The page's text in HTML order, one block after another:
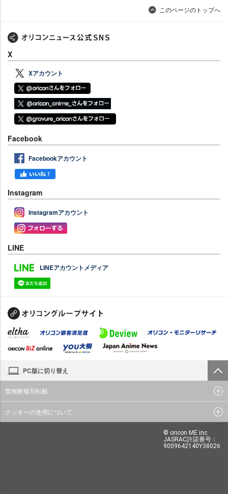
このページのトップへ
X
Xアカウント
Facebook
Facebookアカウント
Instagram
Instagramアカウント
LINE
LINEアカウントメディア
PC版に切り替え
禁無断複写転載
クッキーの使用について
© oricon ME inc.
JASRAC許諾番号：
9009642140Y38026